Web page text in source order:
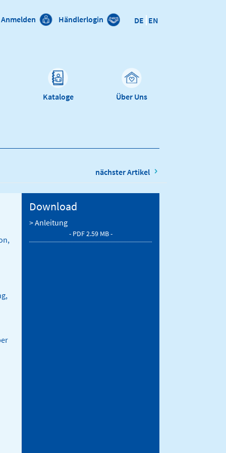
DE EN
Anmelden Händlerlogin
Kataloge Über Uns
nächster Artikel
Download
> Anleitung
- PDF 2.59 MB -